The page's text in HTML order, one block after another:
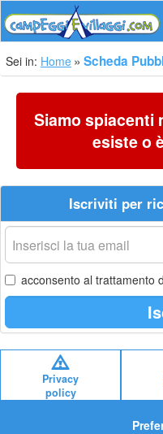
Sei in: Home Scheda
Siamo spiacenti
esiste o
Iscriviti per
La
tua
email
acconsento al trattamento
Privacy
policy